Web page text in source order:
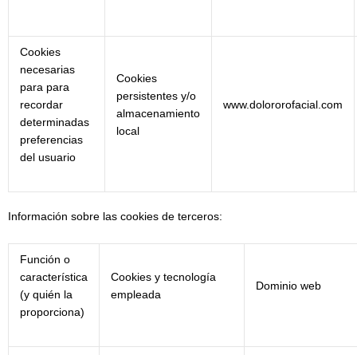
Cookies
necesarias
para para
recordar
determinadas
preferencias
del usuario
Cookies
persistentes y/o
almacenamiento
local
www.dolororofacial.com
Información sobre las cookies de terceros:
Función o
característica
(y quién la
proporciona)
Cookies y tecnología
empleada
Dominio web